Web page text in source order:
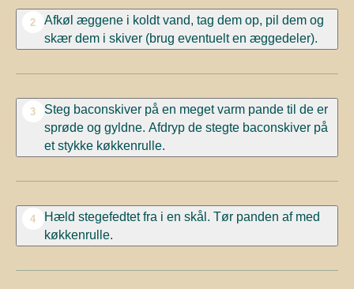
2
Afkøl æggene i koldt vand, tag dem op, pil dem og
skær dem i skiver (brug eventuelt en æggedeler).
3 Steg baconskiverpå en meget varm pande til de er
sprøde og gyldne. Afdryp de stegte baconskiver på
et stykke køkkenrulle.
4
Hæld stegefedtet fra i en skål. Tør panden af med
køkkenrulle.